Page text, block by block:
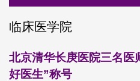
临床医学院
北京清华长庚医院三名医
好医生”称号